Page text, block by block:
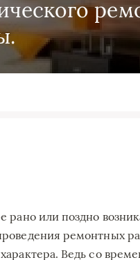
рано или поздно
ремонтных
Ведь со